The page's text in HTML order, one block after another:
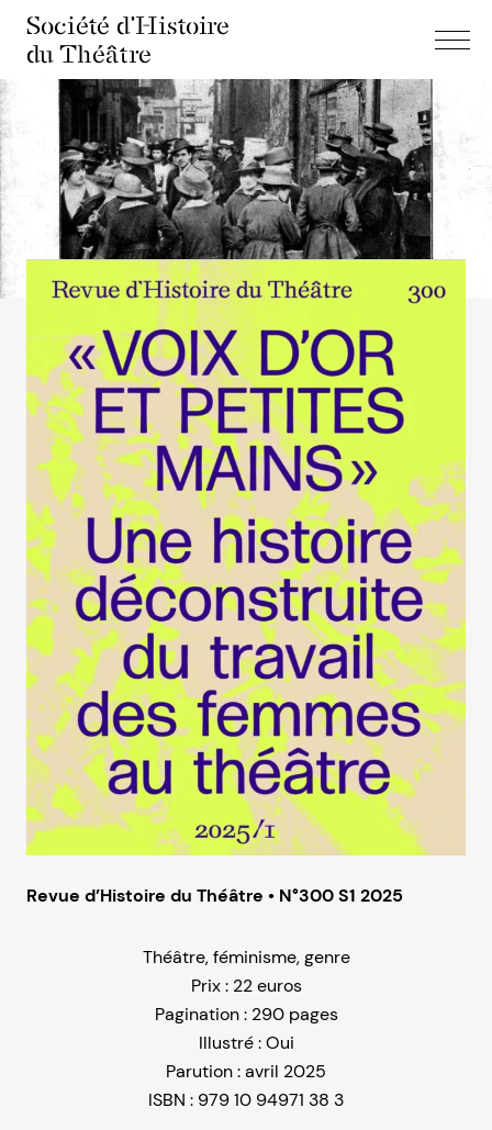
Société d'Histoire
du Théâtre
Revue d’Histoire du Théâtre • N°300 S1 2025
Théâtre, féminisme, genre
Prix : 22 euros
Pagination : 290 pages
Illustré : Oui
Parution : avril 2025
ISBN : 979 10 94971 38 3